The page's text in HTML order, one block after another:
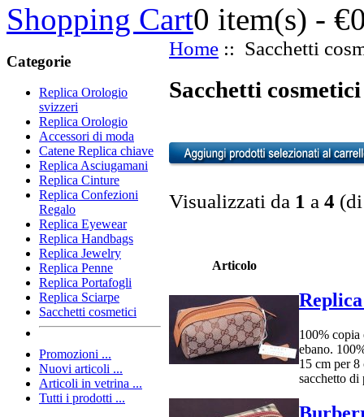
Shopping Cart0 item(s) -
Categorie
Replica Orologio
svizzeri
Replica Orologio
Accessori di moda
Catene Replica chiave
Replica Asciugamani
Replica Cinture
Replica Confezioni
Regalo
Replica Eyewear
Replica Handbags
Replica Jewelry
Replica Penne
Replica Portafogli
Replica Sciarpe
Sacchetti cosmetici
Promozioni ...
Nuovi articoli ...
Articoli in vetrina ...
Tutti i prodotti ...
Home :: Sacchetti
Sacchetti
Visualizzati da 1 a 4
Articolo
100% copia
ebano.
15 cm per
sacchetto di